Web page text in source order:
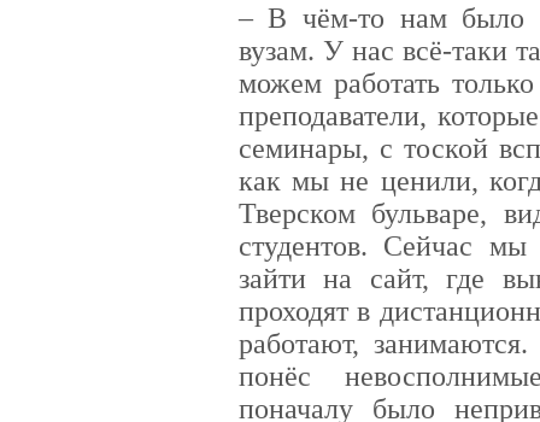
– В чём-то нам было
вузам. У нас всё-таки
можем работать
преподаватели,
семинары, с тоской
как мы не ценили,
Тверском бульваре,
студентов. Сейчас
зайти на сайт, где
проходят в
работают,
понёс
поначалу было